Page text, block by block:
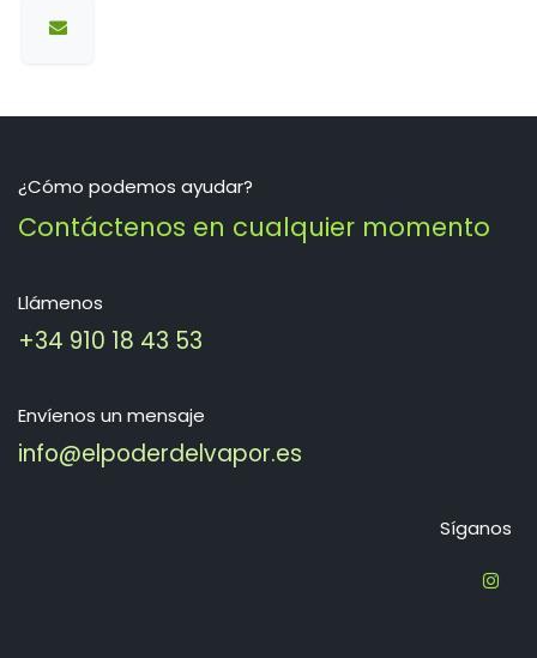
¿Cómo podemos ayudar?
Contáctenos en cualquier momento
Llámenos
+34 910 18 43 53
Envíenos un mensaje
info@elpoderdelvapor.es
Síganos